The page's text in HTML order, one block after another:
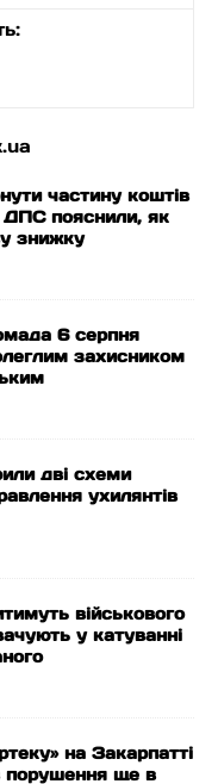
частину коштів
пояснили, як
знижку
6 серпня
захисником
дві схеми
ухилянтів
військового
у катуванні
на Закарпатті
ще в